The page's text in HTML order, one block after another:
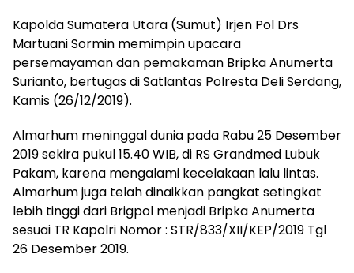
Kapolda Sumatera Utara (Sumut) Irjen Pol Drs
Martuani Sormin memimpin upacara
persemayaman dan pemakaman Bripka Anumerta
Surianto, bertugas di Satlantas Polresta Deli Serdang,
Kamis (26/12/2019).
Almarhum meninggal dunia pada Rabu 25 Desember
2019 sekira pukul 15.40 WIB, di RS Grandmed Lubuk
Pakam, karena mengalami kecelakaan lalu lintas.
Almarhum juga telah dinaikkan pangkat setingkat
lebih tinggi dari Brigpol menjadi Bripka Anumerta
sesuai TR Kapolri Nomor : STR/833/XII/KEP/2019 Tgl
26 Desember 2019.